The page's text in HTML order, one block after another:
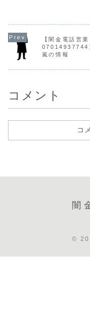
SMSで営業文を拡
散します。...
ます！
けでも
絡下さ
に完済
【闇金電話営業
07014937744
嵐の情報
コメント
コ
闇
©